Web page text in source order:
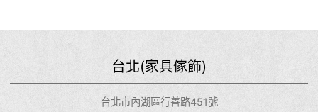
台北(家具傢飾)
台北市內湖區行善路451號